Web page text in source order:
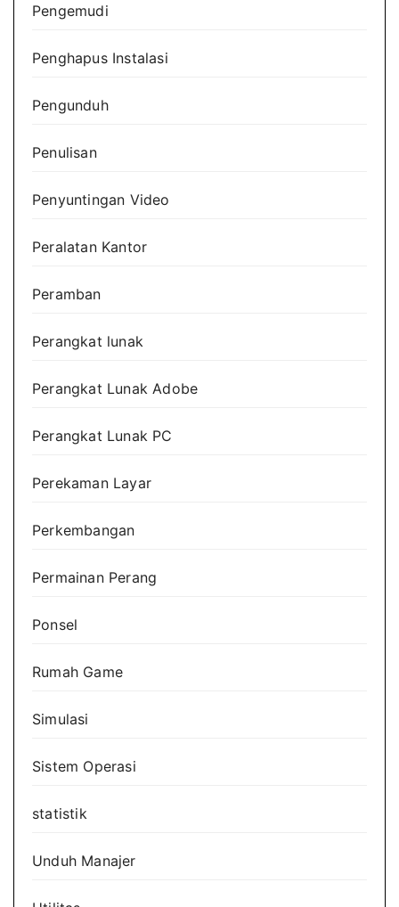
Pengemudi
Penghapus Instalasi
Pengunduh
Penulisan
Penyuntingan Video
Peralatan Kantor
Peramban
Perangkat lunak
Perangkat Lunak Adobe
Perangkat Lunak PC
Perekaman Layar
Perkembangan
Permainan Perang
Ponsel
Rumah Game
Simulasi
Sistem Operasi
statistik
Unduh Manajer